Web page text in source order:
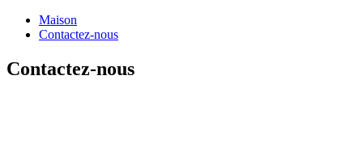
Maison
Contactez-nous
Contactez-nous